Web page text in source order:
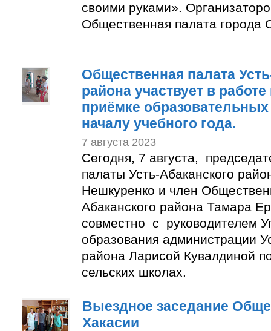
своими руками».
Общественная палата города
Общественная палата
района участвует в
приёмке образовательных
началу учебного года.
7 августа 2023
Сегодня, 7 августа,
палаты Усть-Абаканского
Нешкуренко и член
Абаканского района Тамара
совместно с руководителем
образования администрации
района Ларисой Кувалдиной
сельских школах.
Выездное заседание
Хакасии